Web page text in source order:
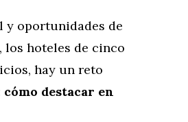
y oportunidades de
los hoteles de cinco
hay un reto
cómo destacar en